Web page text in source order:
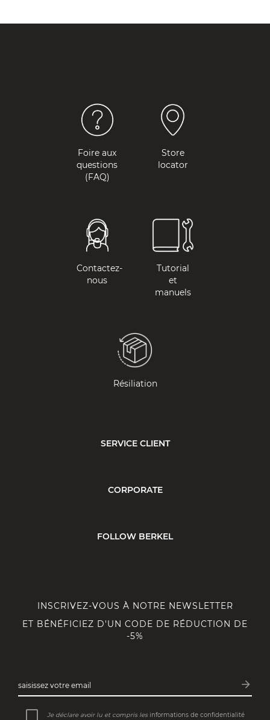
Foire aux
questions
(FAQ)
Store
locator
Contactez-
nous
Tutorial
et
manuels
Résiliation
SERVICE CLIENT
CORPORATE
FOLLOW BERKEL
INSCRIVEZ-VOUS À NOTRE NEWSLETTER
ET BÉNÉFICIEZ D'UN CODE DE RÉDUCTION DE
-5%
saisissez votre email arrow_forward
Je déclare avoir lu et compris les informations de confidentialité